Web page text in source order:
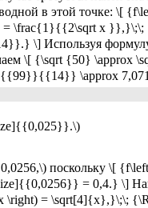
в этой точке: \[
= \frac{1}{{2\sqrt x }},}\;\;
\] Используя
\[ {\sqrt {50} \approx
\approx
0,0256,\) поскольку \[
= 0,4.} \]
\right) = \sqrt[4]{x},}\;\;